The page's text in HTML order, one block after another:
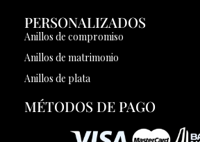
PERSONALIZADOS
Anillos de compromiso
Anillos de matrimonio
Anillos de plata
MÉTODOS DE PAGO